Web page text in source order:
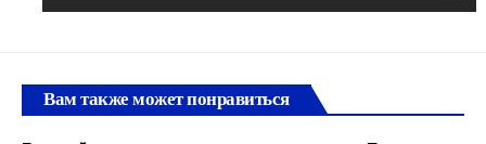
Вам также может понравиться